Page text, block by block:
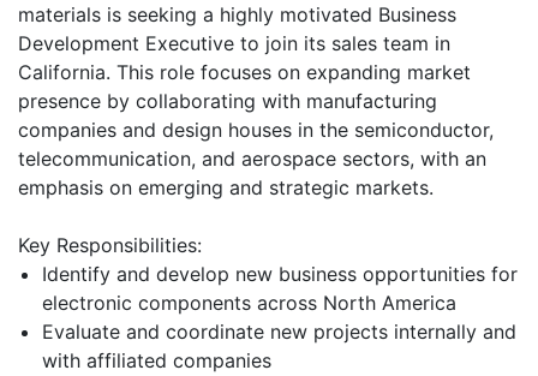
materials is seeking a highly motivated Business
Development Executive to join its sales team in
California. This role focuses on expanding market
presence by collaborating with manufacturing
companies and design houses in the semiconductor,
telecommunication, and aerospace sectors, with an
emphasis on emerging and strategic markets.
Key Responsibilities:
Identify and develop new business opportunities for
electronic components across North America
Evaluate and coordinate new projects internally and
with affiliated companies